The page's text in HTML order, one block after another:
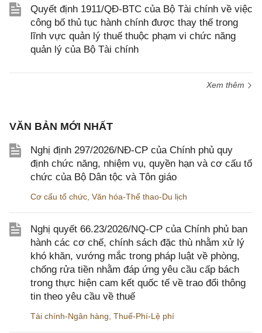
Quyết định 1911/QĐ-BTC của Bộ Tài chính về việc
công bố thủ tục hành chính được thay thế trong
lĩnh vực quản lý thuế thuộc phạm vi chức năng
quản lý của Bộ Tài chính
Xem thêm
VĂN BẢN MỚI NHẤT
Nghị định 297/2026/NĐ-CP của Chính phủ quy
định chức năng, nhiệm vụ, quyền hạn và cơ cấu tổ
chức của Bộ Dân tộc và Tôn giáo
Cơ cấu tổ chức Văn hóa-Thể thao-Du lịch
Nghị quyết 66.23/2026/NQ-CP của Chính phủ ban
hành các cơ chế, chính sách đặc thù nhằm xử lý
khó khăn, vướng mắc trong pháp luật về phòng,
chống rửa tiền nhằm đáp ứng yêu cầu cấp bách
trong thực hiện cam kết quốc tế về trao đổi thông
tin theo yêu cầu về thuế
Tài chính-Ngân hàng Thuế-Phí-Lệ phí